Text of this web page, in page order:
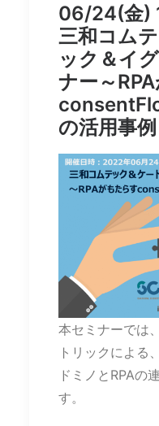
06/24(金)
三和コム
ック＆イ
ナー～
の活用事例
本セミナーでは
トリックによる
ドミノとRPAの
す。